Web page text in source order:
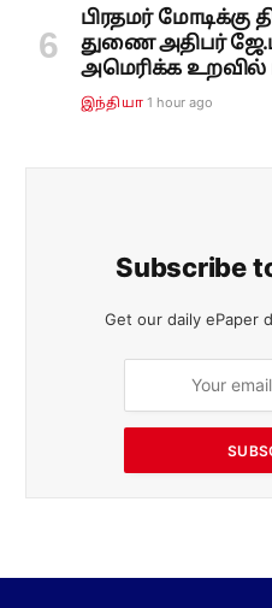
பிரதமர்
துணை அதிபர்
அமெரிக்க உறவில்
இந்தியா 1 hour ago
Subscribe
Get our daily ePaper